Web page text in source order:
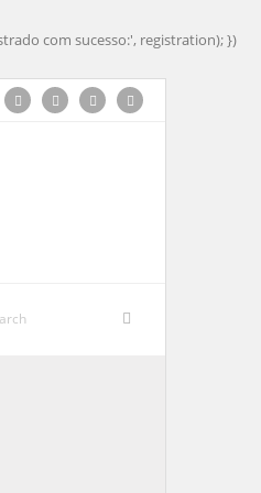
com sucesso:', registration); })